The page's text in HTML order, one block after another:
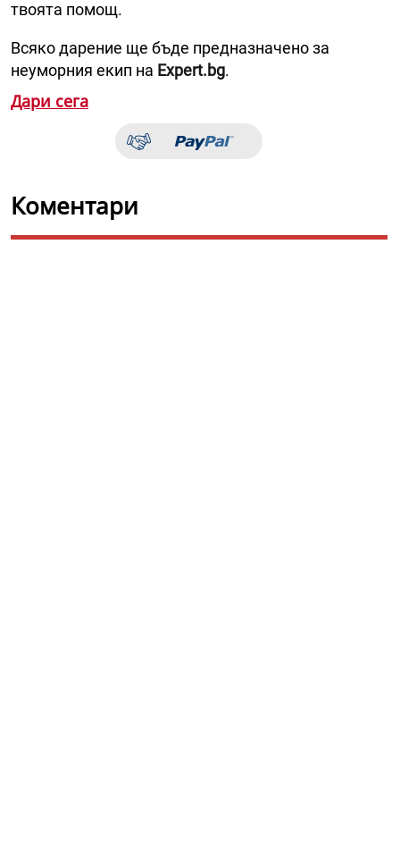
твоята помощ.
Всяко дарение ще бъде предназначено за
неуморния екип на Expert.bg.
Дари сега
Коментари